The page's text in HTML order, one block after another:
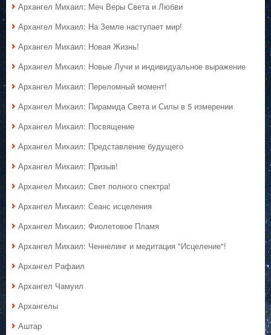
Архангел Михаил: Меч Веры Света и Любви
Архангел Михаил: На Земле наступает мир!
Архангел Михаил: Новая Жизнь!
Архангел Михаил: Новые Лучи и индивидуальное выражение
Архангел Михаил: Переломный момент!
Архангел Михаил: Пирамида Света и Силы в 5 измерении
Архангел Михаил: Посвящение
Архангел Михаил: Представление будущего
Архангел Михаил: Призыв!
Архангел Михаил: Свет полного спектра!
Архангел Михаил: Сеанс исцеления
Архангел Михаил: Фиолетовое Пламя
Архангел Михаил: Ченнелинг и медитация "Исцеление"!
Архангел Рафаил
Архангел Чамуил
Архангелы
Аштар